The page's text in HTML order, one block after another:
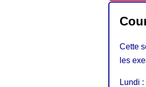
Cette
les
Lundi